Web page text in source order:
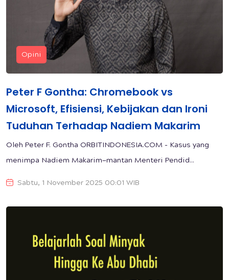
Opini
Peter F Gontha: Chromebook vs
Microsoft, Efisiensi, Kebijakan dan Ironi
Tuduhan Terhadap Nadiem Makarim
Oleh Peter F. Gontha ORBITINDONESIA.COM - Kasus yang
menimpa Nadiem Makarim—mantan Menteri Pendid...
Sabtu, 1 November 2025 00:01 WIB